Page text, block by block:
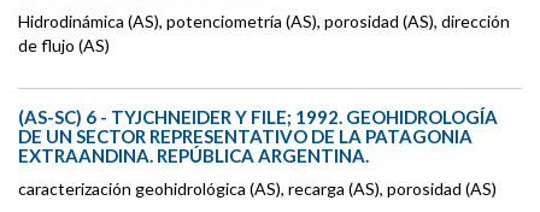
Hidrodinámica (AS), potenciometría (AS), porosidad (AS), dirección
de flujo (AS)
(AS-SC) 6 - TYJCHNEIDER Y FILE; 1992. GEOHIDROLOGÍA
DE UN SECTOR REPRESENTATIVO DE LA PATAGONIA
EXTRAANDINA. REPÚBLICA ARGENTINA.
caracterización geohidrológica (AS), recarga (AS), porosidad (AS)